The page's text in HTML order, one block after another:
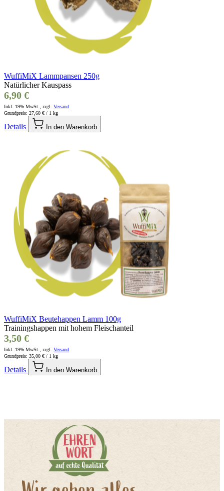
WuffiMiX Lammpansen 250g
Natürlicher Kauspass
6,90 €
Inkl. 19% MwSt., zzgl. Versand
Grundpreis: 27,60 € / 1 kg
Details In den Warenkorb
WuffiMiX Beutehappen Lamm 100g
Trainingshappen mit hohem Fleischanteil
3,50 €
Inkl. 19% MwSt., zzgl. Versand
Grundpreis: 35,00 € / 1 kg
Details In den Warenkorb